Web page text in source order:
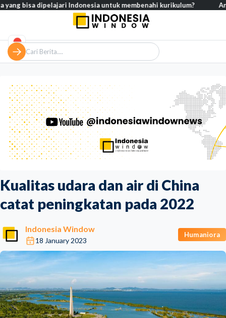
Kualitas udara dan air di China
catat peningkatan pada 2022
Indonesia Window
18 January 2023
Humaniora
dipelajari Indonesia untuk membenahi kurikulum? Analisis –